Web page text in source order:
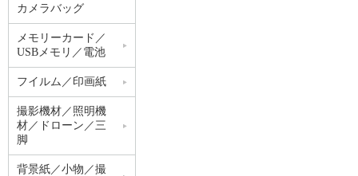
カメラバッグ
メモリーカード／
USBメモリ／電池
フイルム／印画紙
撮影機材／照明機
材／ドローン／三
脚
背景紙／小物／撮